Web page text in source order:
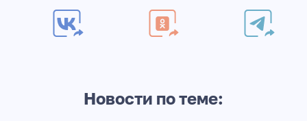
Новости по теме: